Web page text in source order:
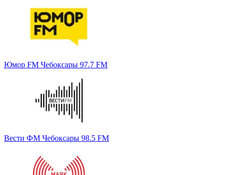
Юмор FM Чебоксары 97.7 FM
Вести ФМ Чебоксары 98.5 FM